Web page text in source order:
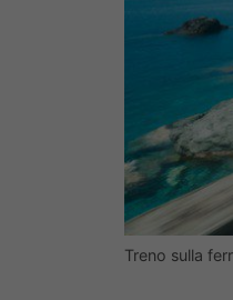
Treno sulla